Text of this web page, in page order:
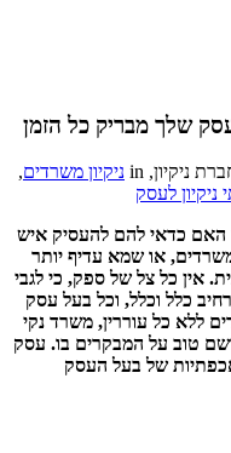
שלך מבריק כל הזמן
ניקיון משרדים,
ניקיון לעסק
כדאי להם להעסיק איש
או שמא עדיף יותר
אין כל צל של ספק, כי לגבי
כלל וכלל, וכל בעל עסק
ללא כל עוררין, משרד נקי
טוב על המבקרים בו. עסק
של בעל העסק